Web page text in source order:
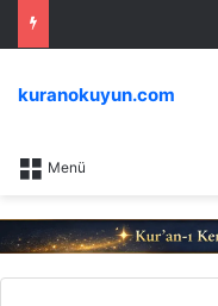
Menü
kuranokuyun.com